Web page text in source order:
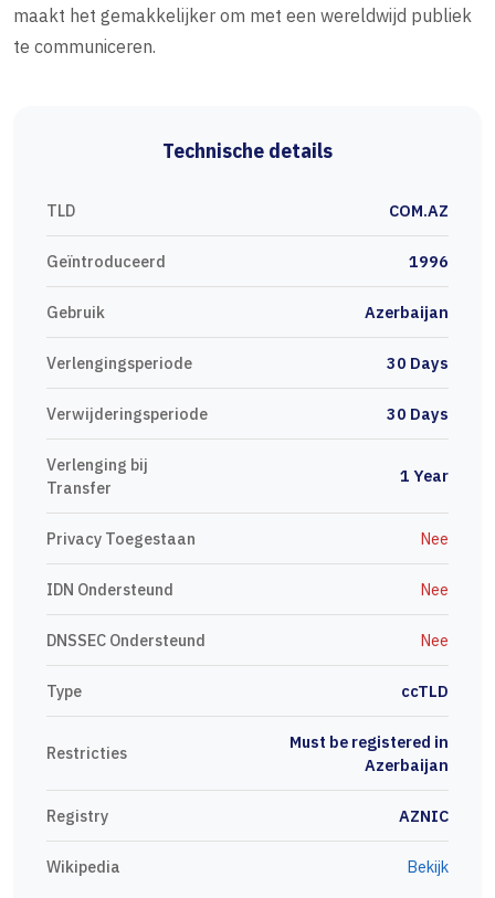
maakt het gemakkelijker om met een wereldwijd publiek
te communiceren.
Technische details
TLD COM.AZ
Geïntroduceerd 1996
Gebruik Azerbaijan
Verlengingsperiode 30 Days
Verwijderingsperiode 30 Days
Verlenging bij
Transfer
1 Year
Privacy Toegestaan Nee
IDN Ondersteund Nee
DNSSEC Ondersteund Nee
Type ccTLD
Restricties
Must be registered in
Azerbaijan
Registry AZNIC
Wikipedia Bekijk